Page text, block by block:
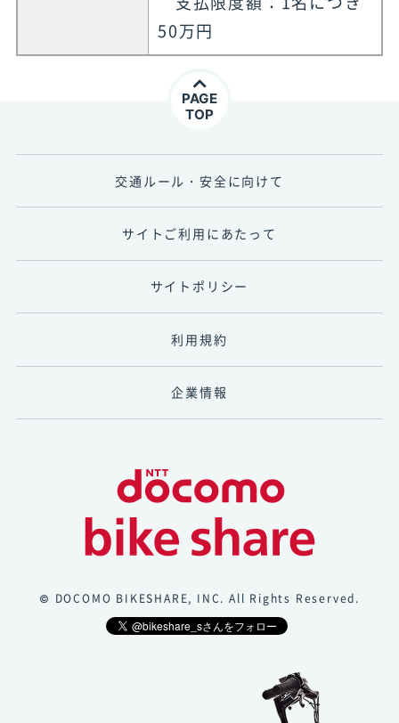
50万円
PAGE
TOP
交通ルール・安全に向けて
サイトご利用にあたって
サイトポリシー
利用規約
企業情報
© DOCOMO BIKESHARE, INC. All Rights Reserved.